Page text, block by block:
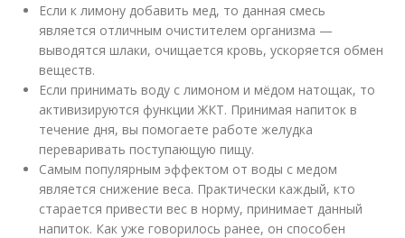
Если к лимону добавить мед, то данная смесь
является отличным очистителем организма —
выводятся шлаки, очищается кровь, ускоряется обмен
веществ.
Если принимать воду с лимоном и мёдом натощак, то
активизируются функции ЖКТ. Принимая напиток в
течение дня, вы помогаете работе желудка
переваривать поступающую пищу.
Самым популярным эффектом от воды с медом
является снижение веса. Практически каждый, кто
старается привести вес в норму, принимает данный
напиток. Как уже говорилось ранее, он способен